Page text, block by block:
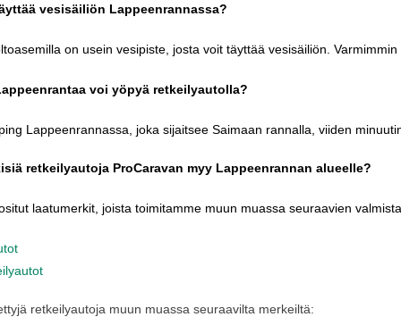
vesisäiliön Lappeenrannassa?
on usein vesipiste josta voit täyttää vesisäiliön Varmimmin
voi yöpyä retkeilyautolla?
Lappeenrannassa joka sijaitsee Saimaan rannalla viiden
retkeilyautoja ProCaravan myy Lappeenrannan alueelle?
laatumerkit joista toimitamme muun muassa seuraavien
retkeilyautoja muun muassa seuraavilta merkeiltä: